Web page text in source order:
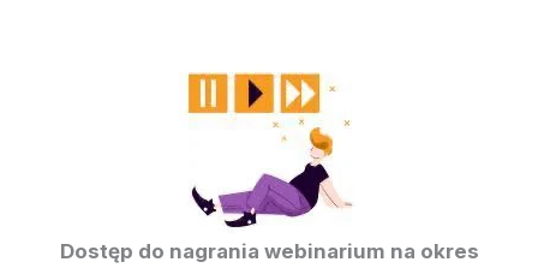
Dostęp do nagrania webinarium na okres